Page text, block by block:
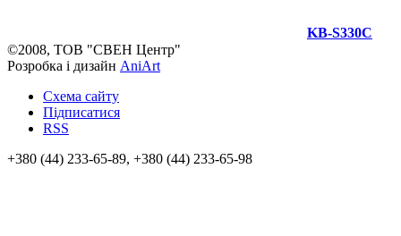
KB-S330C
©2008, ТОВ "СВЕН Центр"
Розробка і дизайн AniArt
Схема сайту
Підписатися
RSS
+380 (44) 233-65-89, +380 (44) 233-65-98